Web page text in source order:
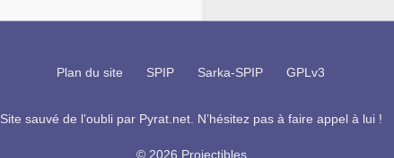
Plan du site SPIP Sarka-SPIP GPLv3
Site sauvé de l’oubli par Pyrat.net . N’hésitez pas à faire appel à lui !
© 2026 Projectibles